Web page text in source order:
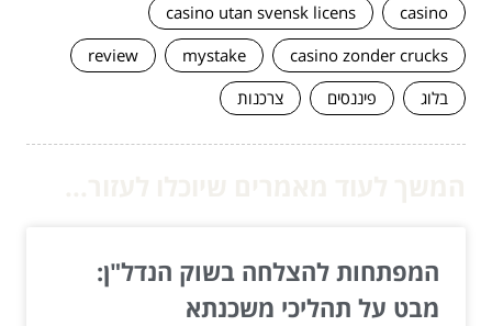
casino
casino utan svensk licens
casino zonder crucks
mystake
review
בלוג
פיננסים צרכנות
המפתחות להצלחה בשוק הנדל"ן:
מבט על תהליכי משכנתא